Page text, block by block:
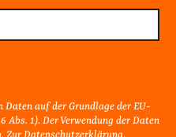
auf der Grundlage der EU-
1). Der Verwendung der Daten